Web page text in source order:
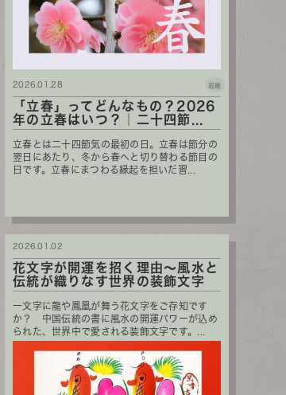
「立春」ってどんなもの？2026
年の立春はいつ？｜二十四節...
立春とは二十四節気の最初の日。立春は節分の
翌日にあたり、冬から春へと切り替わる節目の
日です。立春にまつわる縁起を担いだ習...
2026.01.28 岩座
花文字が開運を招く理由〜風水と
伝統が織りなす世界の装飾文字
一文字に龍や鳳凰が舞う花文字をご存知です
か？ 中国伝統の書に風水の開運パワーが込め
られた、世界中で愛される装飾文字です。...
2026.01.02